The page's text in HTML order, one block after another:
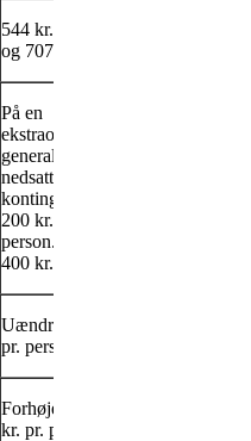
544 kr. for enlige
og 707 kr. for par.
På en
ekstraordinær
generalforsamling
nedsattes
kontingentet til
200 kr. pr.
person. (Ægtepar
400 kr.).
Uændret 200 kr.
pr. person.
Forhøjet til 250
kr. pr. person.